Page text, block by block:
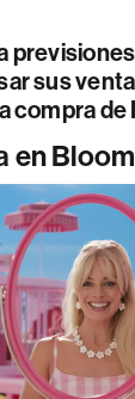
sus
compra de
en